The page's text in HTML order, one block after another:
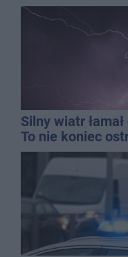
Silny wiatr
To nie koniec